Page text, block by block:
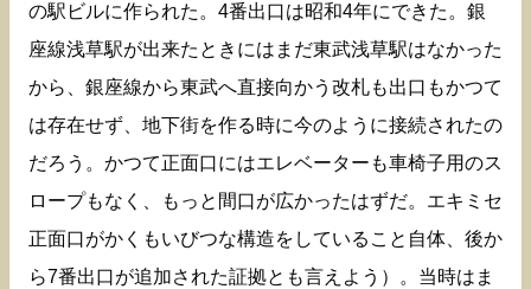
の駅ビルに作られた。4番出口は昭和4年にできた。銀
座線浅草駅が出来たときにはまだ東武浅草駅はなかった
から、銀座線から東武へ直接向かう改札も出口もかつて
は存在せず、地下街を作る時に今のように接続されたの
だろう。かつて正面口にはエレベーターも車椅子用のス
ロープもなく、もっと間口が広かったはずだ。エキミセ
正面口がかくもいびつな構造をしていること自体、後か
ら7番出口が追加された証拠とも言えよう）。当時はま